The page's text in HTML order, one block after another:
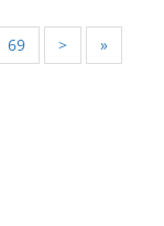
69 > »